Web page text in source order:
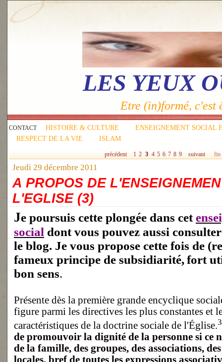
LES YEUX
Etre (in)formé, c'est
CONTACT HISTOIRE & CULTURE
ENSEIGNEMENT SOCIAL
RESPECT DE LA VIE
ISLAM
précédent 1 2 3 4 5 6 7 8 9 suivant fin
Jeudi 29 décembre 2011
A PROPOS DE
L'EGLISE (3)
Je poursuis cette plongée dans cet
social dont vous pouvez aussi
le blog. Je vous propose cette fois de
fameux principe de subsidiarité,fort
bon sens.
Présente dès la première grande encyclique
figure parmi les directives les plus constantes et
caractéristiques de la doctrine sociale de l'Église.
de promouvoir la dignité de la personne si ce
de la famille, des groupes, des associations,
locales, bref de toutes les expressions